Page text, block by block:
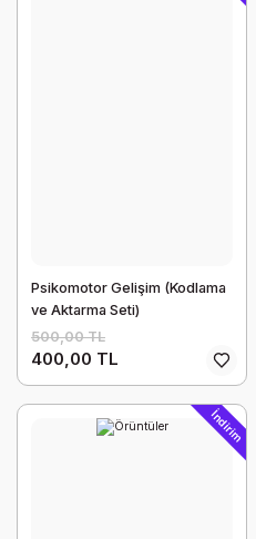
Psikomotor Gelişim (Kodlama
ve Aktarma Seti)
500,00 TL
400,00 TL
İndirim